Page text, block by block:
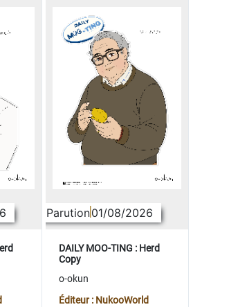
Parution01/08/2026
DAILY MOO-TING : Herd
Copy
o-okun
Éditeur : NukooWorld